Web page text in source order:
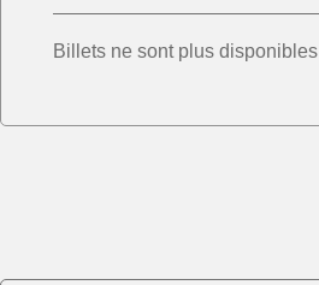
Billets ne sont plus disponibles